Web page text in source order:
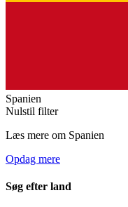
Spanien
Nulstil filter
Læs mere om Spanien
Opdag mere
Søg efter land